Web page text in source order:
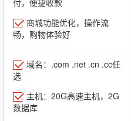
付，便捷收款
商城功能优化，操作流
畅，购物体验好
域名：.com .net .cn .cc任
选
主机：20G高速主机，2G
数据库